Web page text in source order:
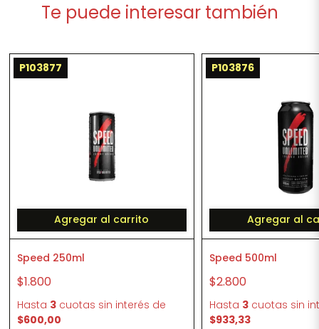
Te puede interesar también
P103877
Agregar al carrito
Speed 250ml
$1.800
Hasta 3cuotas sin interés de
$600,00
P103876
Agregar al
Speed 500ml
$2.800
Hasta 3 cuotas sin
$933,33